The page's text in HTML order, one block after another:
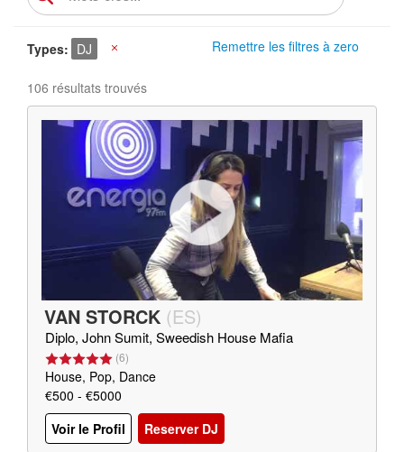
Remettre les filtres à zero
Types DJ
106 résultats trouvés
VAN STORCK (ES)
Diplo, John Sumit, Sweedish House Mafia
(6)
House, Pop, Dance
€500 - €5000
Voir le Profil
Reserver DJ